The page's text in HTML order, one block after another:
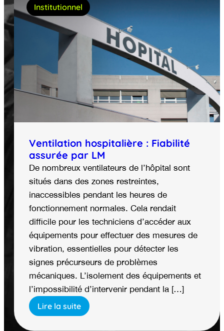
Institutionnel
Ventilation hospitalière : Fiabilité
assurée par LM
De nombreux ventilateurs de l’hôpital sont
situés dans des zones restreintes,
inaccessibles pendant les heures de
fonctionnement normales. Cela rendait
difficile pour les techniciens d’accéder aux
équipements pour effectuer des mesures de
vibration, essentielles pour détecter les
signes précurseurs de problèmes
mécaniques. L’isolement des équipements et
l’impossibilité d’intervenir pendant la […]
Lire la suite